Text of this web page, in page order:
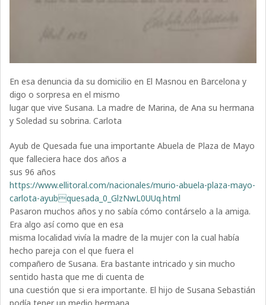
En esa denuncia da su domicilio en El Masnou en Barcelona y
digo o sorpresa en el mismo
lugar que vive Susana. La madre de Marina, de Ana su hermana
y Soledad su sobrina. Carlota
Ayub de Quesada fue una importante Abuela de Plaza de Mayo
que falleciera hace dos años a
sus 96 años
https://www.ellitoral.com/nacionales/murio-abuela-plaza-mayo-
carlota-ayubquesada_0_GlzNwL0UUq.html
Pasaron muchos años y no sabía cómo contárselo a la amiga.
Era algo así como que en esa
misma localidad vivía la madre de la mujer con la cual había
hecho pareja con el que fuera el
compañero de Susana. Era bastante intricado y sin mucho
sentido hasta que me di cuenta de
una cuestión que si era importante. El hijo de Susana Sebastián
podía tener un medio hermana